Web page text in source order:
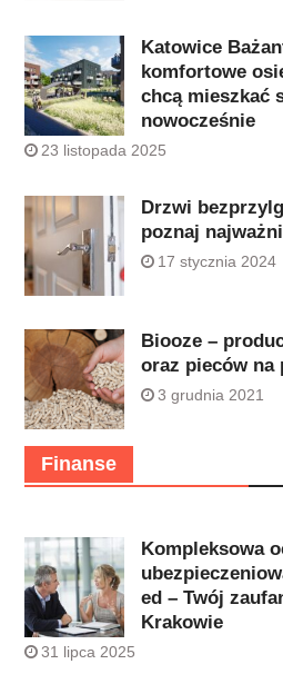
Katowice
komfortowe
chcą mieszkać
nowocześnie
23 listopada 2025
Drzwi
poznaj
17 stycznia 2024
Biooze –
oraz pieców na
3 grudnia 2021
Finanse
Kompleksowa
ed – Twój
Krakowie
31 lipca 2025